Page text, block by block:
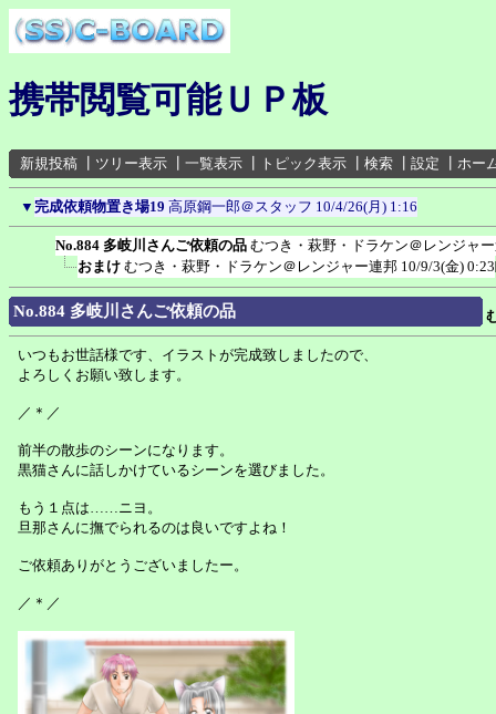
携帯閲覧可能ＵＰ板
新規投稿 ツリー表示 一覧表示 トピック表示 検索 設定 ホー
▼ 完成依頼物置き場19 高原鋼一郎＠スタッフ 10/4/26(月) 1:16
No.884 多岐川さんご依頼の品 むつき・萩野・ドラケン＠レンジャ
おまけ むつき・萩野・ドラケン＠レンジャー連邦 10/9/3(金) 0:23
No.884 多岐川さんご依頼の品
いつもお世話様です、イラストが完成致しましたので、
よろしくお願い致します。
／＊／
前半の散歩のシーンになります。
黒猫さんに話しかけているシーンを選びました。
もう１点は……ニヨ。
旦那さんに撫でられるのは良いですよね！
ご依頼ありがとうございましたー。
／＊／